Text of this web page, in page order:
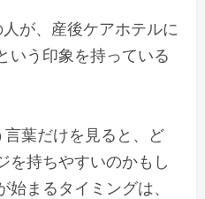
が、産後ケアホテルに
いう印象を持っている
言葉だけを見ると、ど
を持ちやすいのかもし
まるタイミングは、